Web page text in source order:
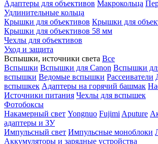
Адаптеры для объективов Макрокольца
Удлинительные кольца
Крышки для объективов Крышки для
Крышки для объективов 58 мм
Чехлы для объективов
Уход и защита
Вспышки, источники света Все
Вспышки Вспышки для Canon Вспышки
вспышки Ведомые вспышки Рассеиватели
вспышкек Адаптеры на горячий башмак
Источники питания Чехлы для вспышек
Фотобоксы
Накамерный свет Yongnuo Fujimi Aputure
адаптеры и ЗУ
Импульсный свет Импульсные моноблоки
Аккумуляторы и зарядные устройства